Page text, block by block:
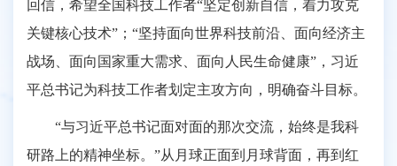
回信，希望全国科技工作者“坚定创新自信，着力攻克
关键核心技术”；“坚持面向世界科技前沿、面向经济主
战场、面向国家重大需求、面向人民生命健康”，习近
平总书记为科技工作者划定主攻方向，明确奋斗目标。
“与习近平总书记面对面的那次交流，始终是我科
研路上的精神坐标。”从月球正面到月球背面，再到红